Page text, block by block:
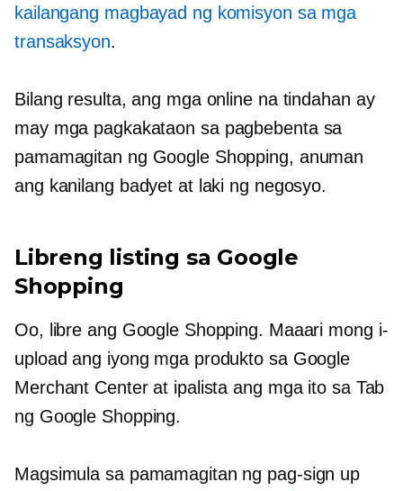
kailangang magbayad ng komisyon sa mga
transaksyon.
Bilang resulta, ang mga online na tindahan ay
may mga pagkakataon sa pagbebenta sa
pamamagitan ng Google Shopping, anuman
ang kanilang badyet at laki ng negosyo.
Libreng listing sa Google
Shopping
Oo, libre ang Google Shopping. Maaari mong i-
upload ang iyong mga produkto sa Google
Merchant Center at ipalista ang mga ito sa Tab
ng Google Shopping.
Magsimula sa pamamagitan ng pag-sign up